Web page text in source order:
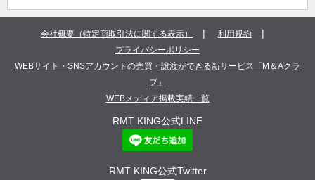
会社概要（特定商取引法に関する表示） | 利用規約 |
プライバシーポリシー
WEBサイト・SNSアカウントの売買・譲渡ができる新サービス「M＆Aクラ
ブ」
WEBメディア掲載実績一覧
RMT KING公式LINE
RMT KING公式Twitter